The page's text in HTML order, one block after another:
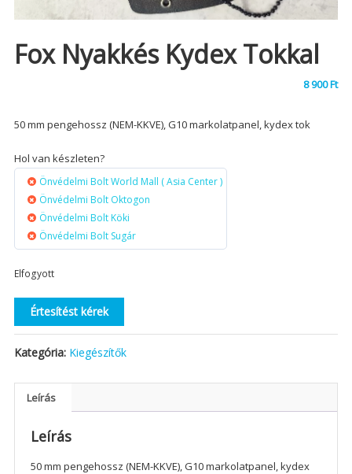
Fox Nyakkés Kydex Tokkal
8 900Ft
50 mm pengehossz (NEM-KKVE), G10 markolatpanel, kydex tok
Hol van készleten?
Önvédelmi Bolt World Mall ( Asia Center )
Önvédelmi Bolt Oktogon
Önvédelmi Bolt Köki
Önvédelmi Bolt Sugár
Elfogyott
Értesítést kérek
Kategória: Kiegészítők
Leírás
Leírás
50 mm pengehossz (NEM-KKVE), G10 markolatpanel, kydex